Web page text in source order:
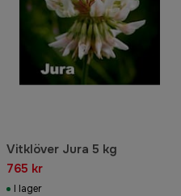
Vitklöver Jura 5 kg
765 kr
I lager